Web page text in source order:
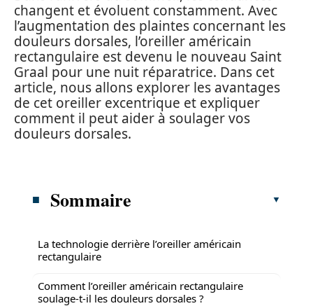
changent et évoluent constamment. Avec
l’augmentation des plaintes concernant les
douleurs dorsales, l’oreiller américain
rectangulaire est devenu le nouveau Saint
Graal pour une nuit réparatrice. Dans cet
article, nous allons explorer les avantages
de cet oreiller excentrique et expliquer
comment il peut aider à soulager vos
douleurs dorsales.
Sommaire
La technologie derrière l’oreiller américain
rectangulaire
Comment l’oreiller américain rectangulaire
soulage-t-il les douleurs dorsales ?